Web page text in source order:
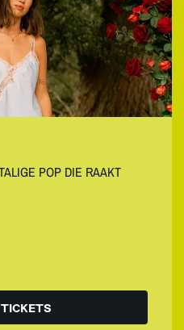
POP DIE RAAKT